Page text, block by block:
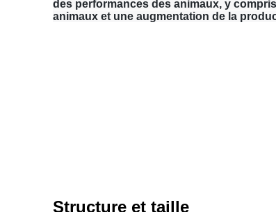
des performances des animaux, y
animaux et une augmentation de la
Structure et taille